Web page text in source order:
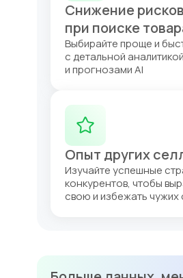
Снижение рисков
при поиске
Выбирайте проще и
с детальной аналитикой
и прогнозами AI
Опыт других
Изучайте успешные
конкурентов, чтобы
свою и избежать